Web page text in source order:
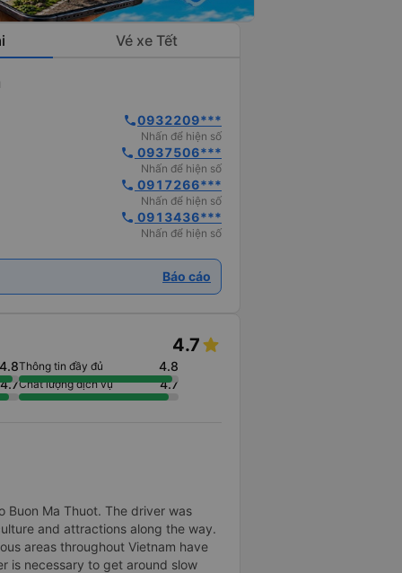
Vé xe Tết
phone0932209***
Nhấn để hiện số
phone 0937506***
Nhấn để hiện số
phone 0917266***
Nhấn để hiện số
phone 0913436***
Nhấn để hiện số
Báo cáo
4.7
4.8Thông tin đầy đủ 4.8
4.7Chất lượng dịch vụ 4.7
Buon Ma Thuot. The driver was
and attractions along the way.
areas throughout Vietnam have
is necessary to get around slow